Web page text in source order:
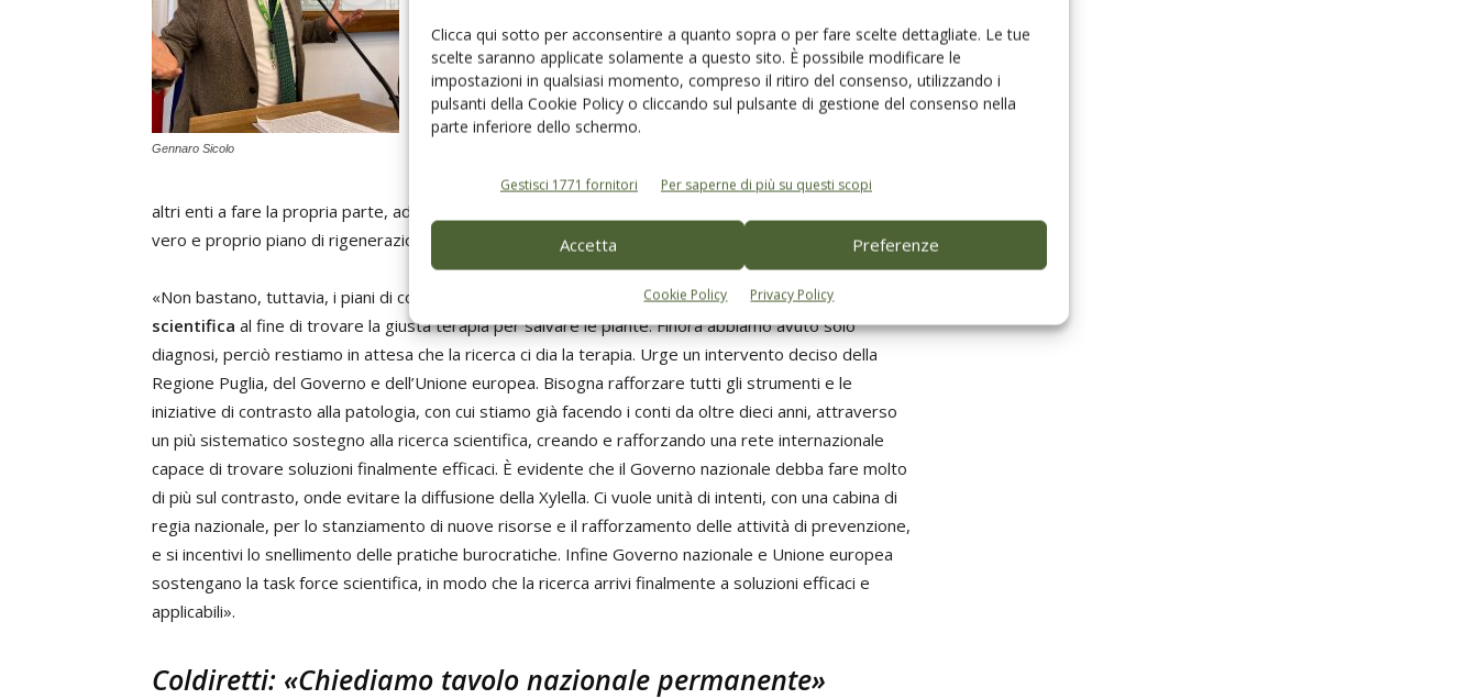
Clicca qui sotto per acconsentire a quanto sopra o per fare scelte dettagliate. Le tue
scelte saranno applicate solamente a questo sito. È possibile modificare le
impostazioni in qualsiasi momento, compreso il ritiro del consenso, utilizzando i
pulsanti della Cookie Policy o cliccando sul pulsante di gestione del consenso nella
parte inferiore dello schermo.
Gestisci 1771 fornitori Per saperne di più su questi scopi
Accetta Preferenze
Cookie Policy Privacy Policy
Gennaro Sicolo
Puglia centromeridionale».
Ma per Sicolo occorre anche l’immediata nomina di un
commissarioche abbia poteri e risorse adeguate per
sollecitando amministrazioni pubbliche, Ferrovie dello Stato e
altri enti a fare la propria parte, adottando subito le opportune misure fitosanitarie, e per attuare un
vero e proprio piano di rigenerazione del territorio colpito.
«Non bastano, tuttavia, i piani di contenimento, perché bisogna soprattuttopromuovere la ricerca
scientifica al fine di trovare la giusta terapia per salvare le piante. Finora abbiamo avuto solo
diagnosi, perciò restiamo in attesa che la ricerca ci dia la terapia. Urge un intervento deciso della
Regione Puglia, del Governo e dell’Unione europea. Bisogna rafforzare tutti gli strumenti e le
iniziative di contrasto alla patologia, con cui stiamo già facendo i conti da oltre dieci anni, attraverso
un più sistematico sostegno alla ricerca scientifica, creando e rafforzando una rete internazionale
capace di trovare soluzioni finalmente efficaci. È evidente che il Governo nazionale debba fare molto
di più sul contrasto, onde evitare la diffusione della Xylella. Ci vuole unità di intenti, con una cabina di
regia nazionale, per lo stanziamento di nuove risorse e il rafforzamento delle attività di prevenzione,
e si incentivi lo snellimento delle pratiche burocratiche. Infine Governo nazionale e Unione europea
sostengano la task force scientifica, in modo che la ricerca arrivi finalmente a soluzioni efficaci e
applicabili».
Coldiretti: «Chiediamo tavolo nazionale permanente»